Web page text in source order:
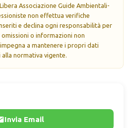
Invia Email
Associazione Guide Ambientali-
non effettua verifiche
e declina ogni responsabilità per
o informazioni non
a mantenere i propri dati
normativa vigente.